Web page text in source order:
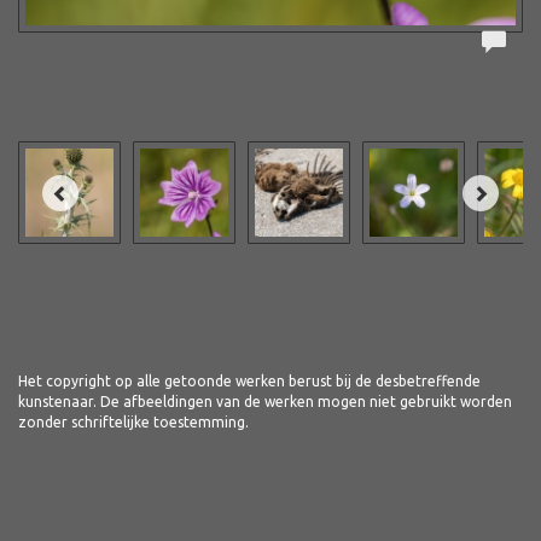
Het copyright op alle getoonde werken berust bij de desbetreffende
kunstenaar. De afbeeldingen van de werken mogen niet gebruikt worden
zonder schriftelijke toestemming.